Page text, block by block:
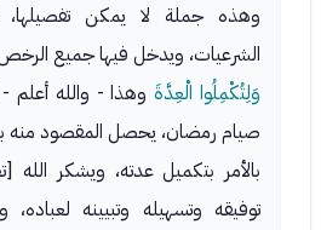
وهذه جملة لا يمكن تفصيلها،
الشرعيات، ويدخل فيها جميع
وَلِتُكْمِلُوا الْعِدَّةَوهذا - والله أعلم -
صيام رمضان، يحصل المقصود منه
بالأمر بتكميل عدته، ويشكر الله
توفيقه وتسهيله وتبيينه لعباده،